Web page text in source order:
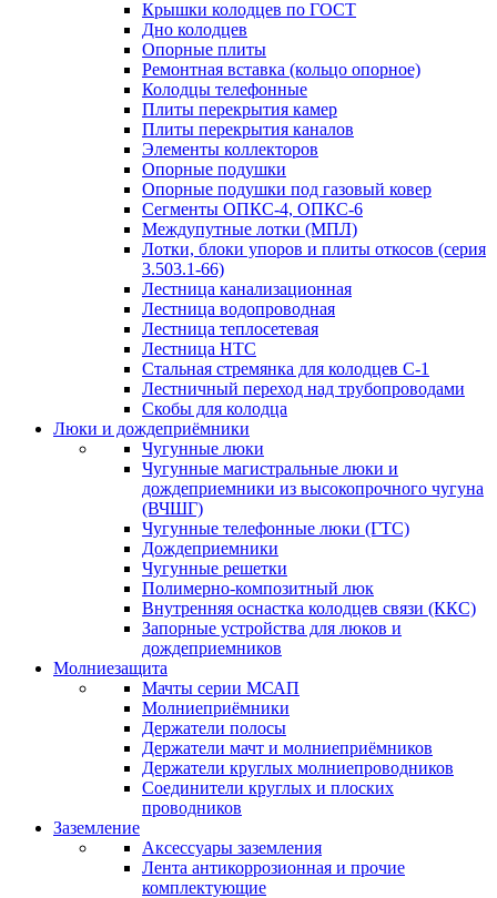
Крышки колодцев по ГОСТ
Дно колодцев
Опорные плиты
Ремонтная вставка (кольцо опорное)
Колодцы телефонные
Плиты перекрытия камер
Плиты перекрытия каналов
Элементы коллекторов
Опорные подушки
Опорные подушки под газовый ковер
Сегменты ОПКС-4, ОПКС-6
Междупутные лотки (МПЛ)
Лотки, блоки упоров и плиты откосов (серия
3.503.1-66)
Лестница канализационная
Лестница водопроводная
Лестница теплосетевая
Лестница НТС
Стальная стремянка для колодцев С-1
Лестничный переход над трубопроводами
Скобы для колодца
Люки и дождеприёмники
Чугунные люки
Чугунные магистральные люки и
дождеприемники из высокопрочного чугуна
(ВЧШГ)
Чугунные телефонные люки (ГТС)
Дождеприемники
Чугунные решетки
Полимерно-композитный люк
Внутренняя оснастка колодцев связи (ККС)
Запорные устройства для люков и
дождеприемников
Молниезащита
Мачты серии МСАП
Молниеприёмники
Держатели полосы
Держатели мачт и молниеприёмников
Держатели круглых молниепроводников
Cоединители круглых и плоских
проводников
Заземление
Аксессуары заземления
Лента антикоррозионная и прочие
комплектующие